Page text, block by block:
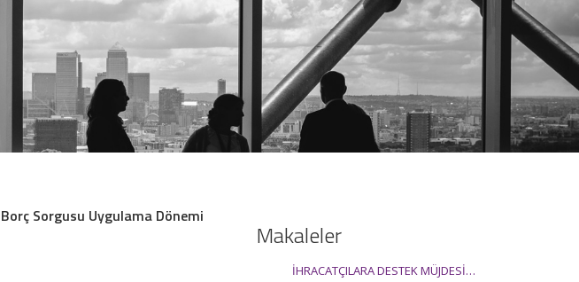
Sorgusu Uygulama Dönemi
Makaleler
İHRACATÇILARA DESTEK MÜJDESİ…